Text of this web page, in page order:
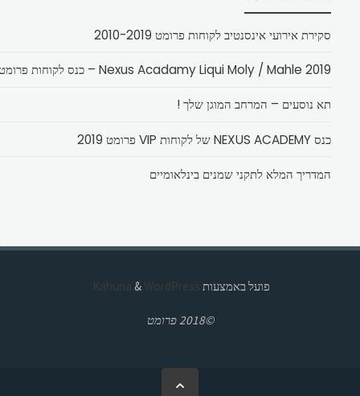
סקירת אירועי אינסנטיב לקוחות פרומט 2010-2019
Nexus Acadamy Liqui Moly / Mahle 2019 – כנס לקוחות פרומט
תא נוסעים – המרחב המוגן שלך !
כנס NEXUS ACADEMY של לקוחות VIP פרומט 2019
המדריך המלא לתקני שמנים בינלאומיים
פועל באמצעות & WordPress.
©2018 פרומט
בחזרה